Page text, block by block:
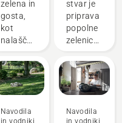
popraviti
neenakomerna
območja
zelena in
gosta,
kot
nalašč
sproščanje
ali
dejavnosti
družino
Navodila
stvar je
priprava
popolne
zelenice.
kako
pripraviti
travo, ki
preživela
Navodila